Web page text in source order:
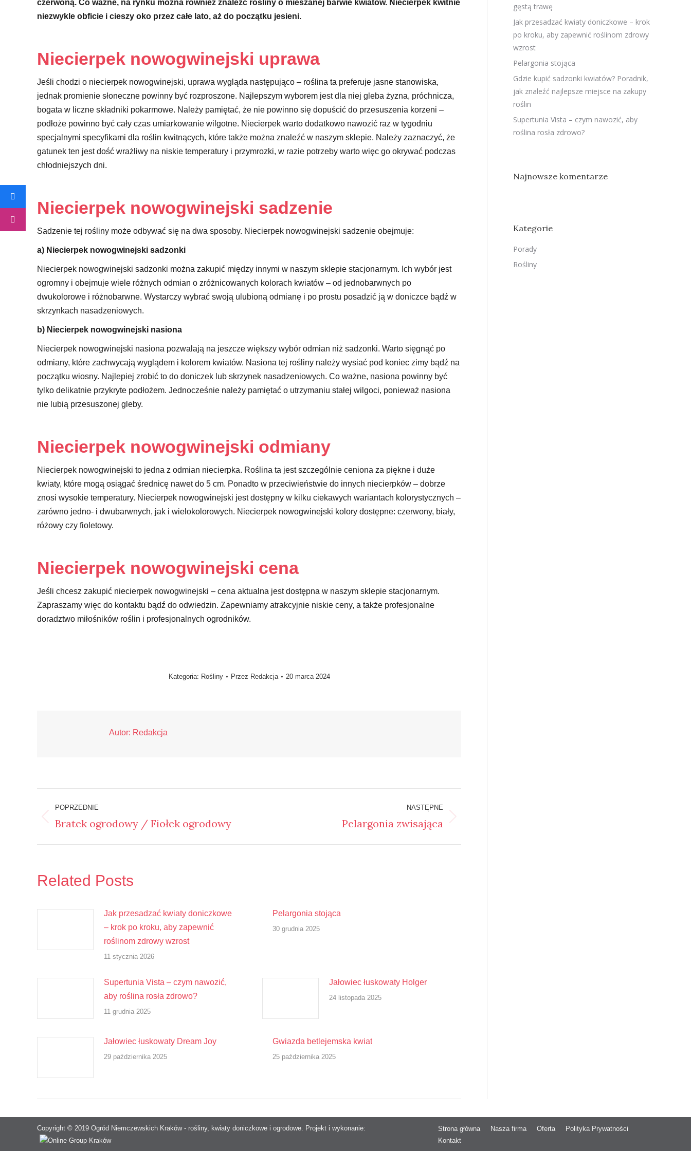
czerwoną. Co ważne, na rynku można również znaleźć rośliny o mieszanej barwie kwiatów. Niecierpek kwitnie
niezwykle obficie i cieszy oko przez całe lato, aż do początku jesieni.
Niecierpek nowogwinejski uprawa
Jeśli chodzi o niecierpek nowogwinejski, uprawa wygląda następująco – roślina ta preferuje jasne stanowiska,
jednak promienie słoneczne powinny być rozproszone. Najlepszym wyborem jest dla niej gleba żyzna, próchnicza,
bogata w liczne składniki pokarmowe. Należy pamiętać, że nie powinno się dopuścić do przesuszenia korzeni –
podłoże powinno być cały czas umiarkowanie wilgotne. Niecierpek warto dodatkowo nawozić raz w tygodniu
specjalnymi specyfikami dla roślin kwitnących, które także można znaleźć w naszym sklepie. Należy zaznaczyć, że
gatunek ten jest dość wrażliwy na niskie temperatury i przymrozki, w razie potrzeby warto więc go okrywać podczas
chłodniejszych dni.
Niecierpek nowogwinejski sadzenie
Sadzenie tej rośliny może odbywać się na dwa sposoby. Niecierpek nowogwinejski sadzenie obejmuje:
a) Niecierpek nowogwinejski sadzonki
Niecierpek nowogwinejski sadzonki można zakupić między innymi w naszym sklepie stacjonarnym. Ich wybór jest
ogromny i obejmuje wiele różnych odmian o zróżnicowanych kolorach kwiatów – od jednobarwnych po
dwukolorowe i różnobarwne. Wystarczy wybrać swoją ulubioną odmianę i po prostu posadzić ją w doniczce bądź w
skrzynkach nasadzeniowych.
b) Niecierpek nowogwinejski nasiona
Niecierpek nowogwinejski nasiona pozwalają na jeszcze większy wybór odmian niż sadzonki. Warto sięgnąć po
odmiany, które zachwycają wyglądem i kolorem kwiatów. Nasiona tej rośliny należy wysiać pod koniec zimy bądź na
początku wiosny. Najlepiej zrobić to do doniczek lub skrzynek nasadzeniowych. Co ważne, nasiona powinny być
tylko delikatnie przykryte podłożem. Jednocześnie należy pamiętać o utrzymaniu stałej wilgoci, ponieważ nasiona
nie lubią przesuszonej gleby.
Niecierpek nowogwinejski odmiany
Niecierpek nowogwinejski to jedna z odmian niecierpka. Roślina ta jest szczególnie ceniona za piękne i duże
kwiaty, które mogą osiągać średnicę nawet do 5 cm. Ponadto w przeciwieństwie do innych niecierpków – dobrze
znosi wysokie temperatury. Niecierpek nowogwinejski jest dostępny w kilku ciekawych wariantach kolorystycznych –
zarówno jedno- i dwubarwnych, jak i wielokolorowych. Niecierpek nowogwinejski kolory dostępne: czerwony, biały,
różowy czy fioletowy.
Niecierpek nowogwinejski cena
Jeśli chcesz zakupić niecierpek nowogwinejski – cena aktualna jest dostępna w naszym sklepie stacjonarnym.
Zapraszamy więc do kontaktu bądź do odwiedzin. Zapewniamy atrakcyjnie niskie ceny, a także profesjonalne
doradztwo miłośników roślin i profesjonalnych ogrodników.
Kategoria: Rośliny Przez Redakcja 20 marca 2024
Autor: Redakcja
wpisów
POPRZEDNIE
Poprzedni
Bratek ogrodowy / Fiołek ogrodowy
NASTĘPNE
Pelargonia zwisająca
Related Posts
Jak przesadzać kwiaty doniczkowe
– krok po kroku, aby zapewnić
roślinom zdrowy wzrost
11 stycznia 2026
Pelargonia stojąca
30 grudnia 2025
Supertunia Vista – czym nawozić,
aby roślina rosła zdrowo?
11 grudnia 2025
Jałowiec łuskowaty Holger
24 listopada 2025
Jałowiec łuskowaty Dream Joy
29 października 2025
Gwiazda betlejemska kwiat
25 października 2025
gęstą trawę
Jak przesadzać kwiaty doniczkowe – krok
po kroku, aby zapewnić roślinom zdrowy
wzrost
Pelargonia stojąca
Gdzie kupić sadzonki kwiatów? Poradnik,
jak znaleźć najlepsze miejsce na zakupy
roślin
Supertunia Vista – czym nawozić, aby
roślina rosła zdrowo?
Najnowsze komentarze
Kategorie
Porady
Rośliny
Copyright © 2019 Ogród Niemczewskich Kraków - rośliny, kwiaty doniczkowe i ogrodowe. Projekt i wykonanie: Strona główna Nasza firma Oferta
Polityka Prywatności
Kontakt